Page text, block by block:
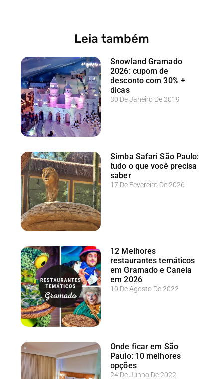
Leia também
Snowland Gramado
2026: cupom de
desconto com 30% +
dicas
30 De Janeiro De 2019
Simba Safari São Paulo:
tudo o que você precisa
saber
17 De Fevereiro De 2026
12 Melhores
restaurantes temáticos
em Gramado e Canela
em 2026
10 De Agosto De 2022
Onde ficar em São
Paulo: 10 melhores
opções
24 De Junho De 2022